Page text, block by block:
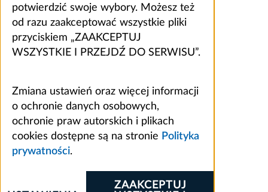
potwierdzić swoje wybory. Możesz też
od razu zaakceptować wszystkie pliki
przyciskiem „ZAAKCEPTUJ
WSZYSTKIE I PRZEJDŹ DO SERWISU”.
Zmiana ustawień oraz więcej informacji
o ochronie danych osobowych,
ochronie praw autorskich i plikach
cookies dostępne są na stronie Polityka
prywatności.
ZAAKCEPTUJ